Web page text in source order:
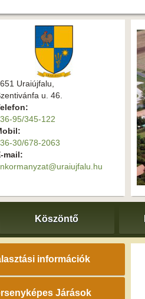
Uraiújfalu,
u. 46.
95/345-122
30/678-2063
mail:
Köszöntő
információk
Járások